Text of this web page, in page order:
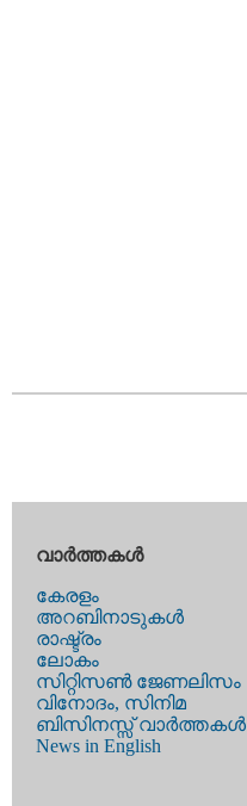
വാര്‍ത്തകള്‍
കേരളം
അറബിനാടുകള്‍
രാഷ്ട്രം
ലോകം
സിറ്റിസണ്‍ ജേണലിസം
വിനോദം, സിനിമ
ബിസിനസ്സ് വാര്‍ത്തകള്‍
News in English